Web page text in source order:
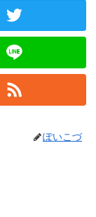
ぽいこづ